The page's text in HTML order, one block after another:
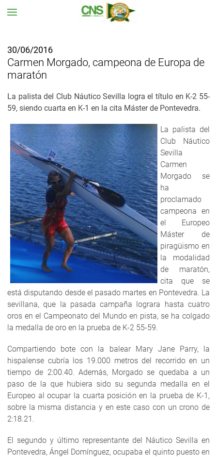
30/06/2016
Carmen Morgado, campeona de Europa de
maratón
La palista del Club Náutico Sevilla logra el título en K-2 55-
59, siendo cuarta en K-1 en la cita Máster de Pontevedra.
La palista del
Club Náutico
Sevilla
Carmen
Morgado se
ha
proclamado
campeona en
el Europeo
Máster de
piragüismo en
la modalidad
de maratón,
cita que se
está disputando desde el pasado martes en Pontevedra. La
sevillana, que la pasada campaña lograra hasta cuatro
oros en el Campeonato del Mundo en pista, se ha colgado
la medalla de oro en la prueba de K-2 55-59.
Compartiendo bote con la balear Mary Jane Parry, la
hispalense cubría los 19.000 metros del recorrido en un
tiempo de 2:00.40. Además, Morgado se quedaba a un
paso de la que hubiera sido su segunda medalla en el
Europeo al ocupar la cuarta posición en la prueba de K-1,
sobre la misma distancia y en este caso con un crono de
2:18.21.
El segundo y último representante del Náutico Sevilla en
Pontevedra, Ángel Domínguez, ocupaba el quinto puesto en